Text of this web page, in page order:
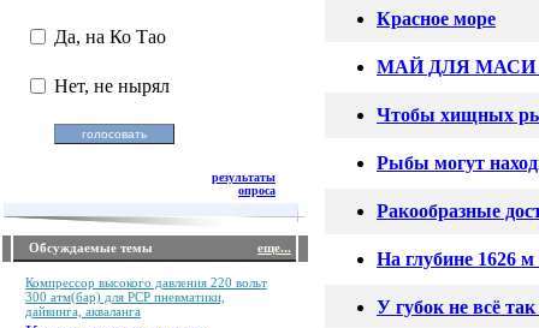
Да, на Ко Тао
Нет, не нырял
результаты
опроса
Обсуждаемые темы еще...
Компрессор высокого давления 220 вольт
300 атм(бар) для PCP пневматики,
дайвинга, акваланга
Красное море
МАЙ ДЛЯ МАСИ
Чтобы хищных
Рыбы могут
Ракообразные
На глубине 1626
У губок не всё